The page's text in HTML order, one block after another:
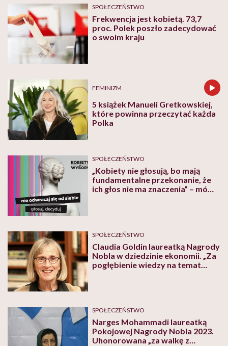
SPOŁECZEŃSTWO
Frekwencja jest kobietą. 73,7
proc. Polek poszło zadecydować
o swoim kraju
FEMINIZM
5 książek Manueli Gretkowskiej,
które powinna przeczytać każda
Polka
SPOŁECZEŃSTWO
„Kobiety nie głosują, bo mają
fundamentalne przekonanie, że
ich głos nie ma znaczenia” – mówi
SPOŁECZEŃSTWO
Claudia Goldin laureatką Nagrody
Nobla w dziedzinie ekonomii. „Za
pogłębienie wiedzy na temat
SPOŁECZEŃSTWO
Narges Mohammadi laureatką
Pokojowej Nagrody Nobla 2023.
Uhonorowana „za walkę z